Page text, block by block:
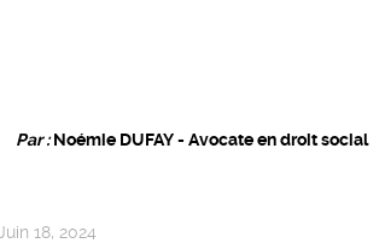
Par :Noémie DUFAY - Avocate en droit social
Juin 18, 2024